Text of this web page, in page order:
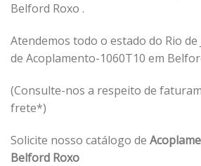
Belford Roxo .
Atendemos todo o estado do Rio de
de Acoplamento-1060T10 em
(Consulte-nos a respeito de
frete*)
Solicite nosso catálogo de
Belford Roxo